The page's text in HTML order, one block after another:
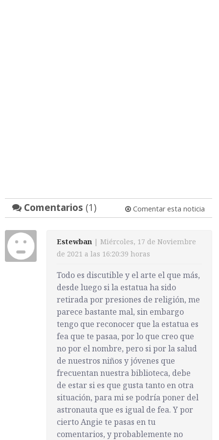
Comentarios (1) Comentar esta noticia
Estewban | Miércoles, 17 de Noviembre
de 2021 a las 16:20:39 horas
Todo es discutible y el arte el que más,
desde luego si la estatua ha sido
retirada por presiones de religión, me
parece bastante mal, sin embargo
tengo que reconocer que la estatua es
fea que te pasaa, por lo que creo que
no por el nombre, pero si por la salud
de nuestros niños y jóvenes que
frecuentan nuestra biblioteca, debe
de estar si es que gusta tanto en otra
situación, para mi se podría poner del
astronauta que es igual de fea. Y por
cierto Angie te pasas en tu
comentarios, y probablemente no